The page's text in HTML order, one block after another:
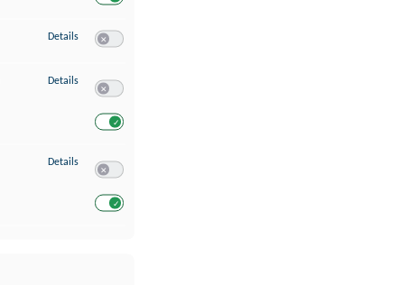
Details zu Messung der Performance von Inhalten
Details zu Analyse von Zielgruppen durch Statistiken oder Kombinationen von
Details zu Entwicklung und Verbesserung der Angebote